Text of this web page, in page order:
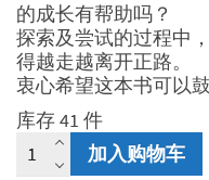
的成长有帮助吗？
探索及尝试的过程中
得越走越离开正路。
衷心希望这本书可以
库存 41 件
少
年
加入购物车